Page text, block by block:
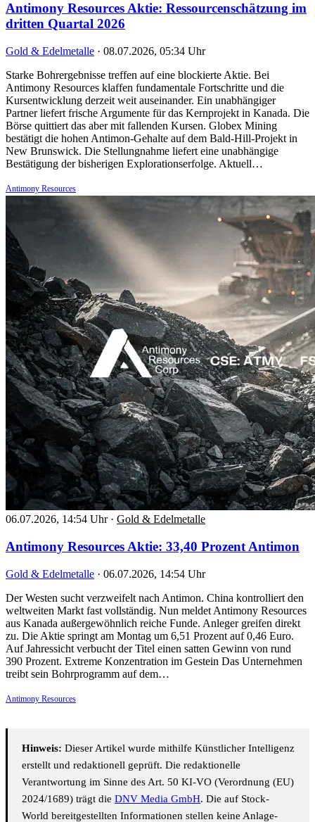
Antimony Resources Aktie: Ressourcenschätzung im
dritten Quartal 2026
Gold & Edelmetalle · 08.07.2026, 05:34 Uhr
Starke Bohrergebnisse treffen auf eine blockierte Aktie. Bei
Antimony Resources klaffen fundamentale Fortschritte und die
Kursentwicklung derzeit weit auseinander. Ein unabhängiger
Partner liefert frische Argumente für das Kernprojekt in Kanada. Die
Börse quittiert das aber mit fallenden Kursen. Globex Mining
bestätigt die hohen Antimon-Gehalte auf dem Bald-Hill-Projekt in
New Brunswick. Die Stellungnahme liefert eine unabhängige
Bestätigung der bisherigen Explorationserfolge. Aktuell…
Antimony Resources
06.07.2026, 14:54 Uhr · Gold & Edelmetalle
Antimony Resources Aktie: 33,40 Prozent Antimon
Gold & Edelmetalle · 06.07.2026, 14:54 Uhr
Der Westen sucht verzweifelt nach Antimon. China kontrolliert den
weltweiten Markt fast vollständig. Nun meldet Antimony Resources
aus Kanada außergewöhnlich reiche Funde. Anleger greifen direkt
zu. Die Aktie springt am Montag um 6,51 Prozent auf 0,46 Euro.
Auf Jahressicht verbucht der Titel einen satten Gewinn von rund
390 Prozent. Extreme Konzentration im Gestein Das Unternehmen
treibt sein Bohrprogramm auf dem…
Antimony Resources
Hinweis: Dieser Artikel wurde mithilfe Künstlicher Intelligenz
erstellt und redaktionell geprüft. Die redaktionelle
Verantwortung im Sinne des Art. 50 KI-VO (Verordnung (EU)
2024/1689) trägt die DNV Media GmbH. Die auf Stock-
World bereitgestellten Informationen stellen keine Anlage-